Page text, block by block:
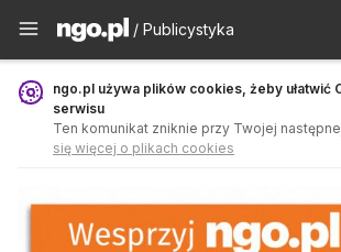
Publicystyka - ngo.pl
/ Publicystyka
ngo.pl używa plików cookies, żeby ułatwić
serwisu
Ten komunikat zniknie przy Twojej
się więcej o plikach cookies